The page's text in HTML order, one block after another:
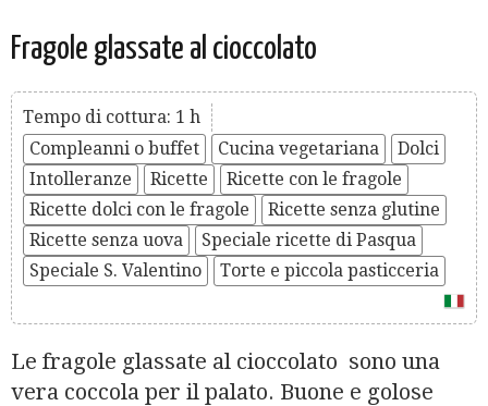
Fragole glassate al cioccolato
Tempo di cottura: 1 h
Compleanni o buffet
Cucina vegetariana
Dolci
Intolleranze
Ricette
Ricette con le fragole
Ricette dolci con le fragole
Ricette senza glutine
Ricette senza uova
Speciale ricette di Pasqua
Speciale S. Valentino
Torte e piccola pasticceria
Le fragole glassate al cioccolato sono una
vera coccola per il palato. Buone e golose